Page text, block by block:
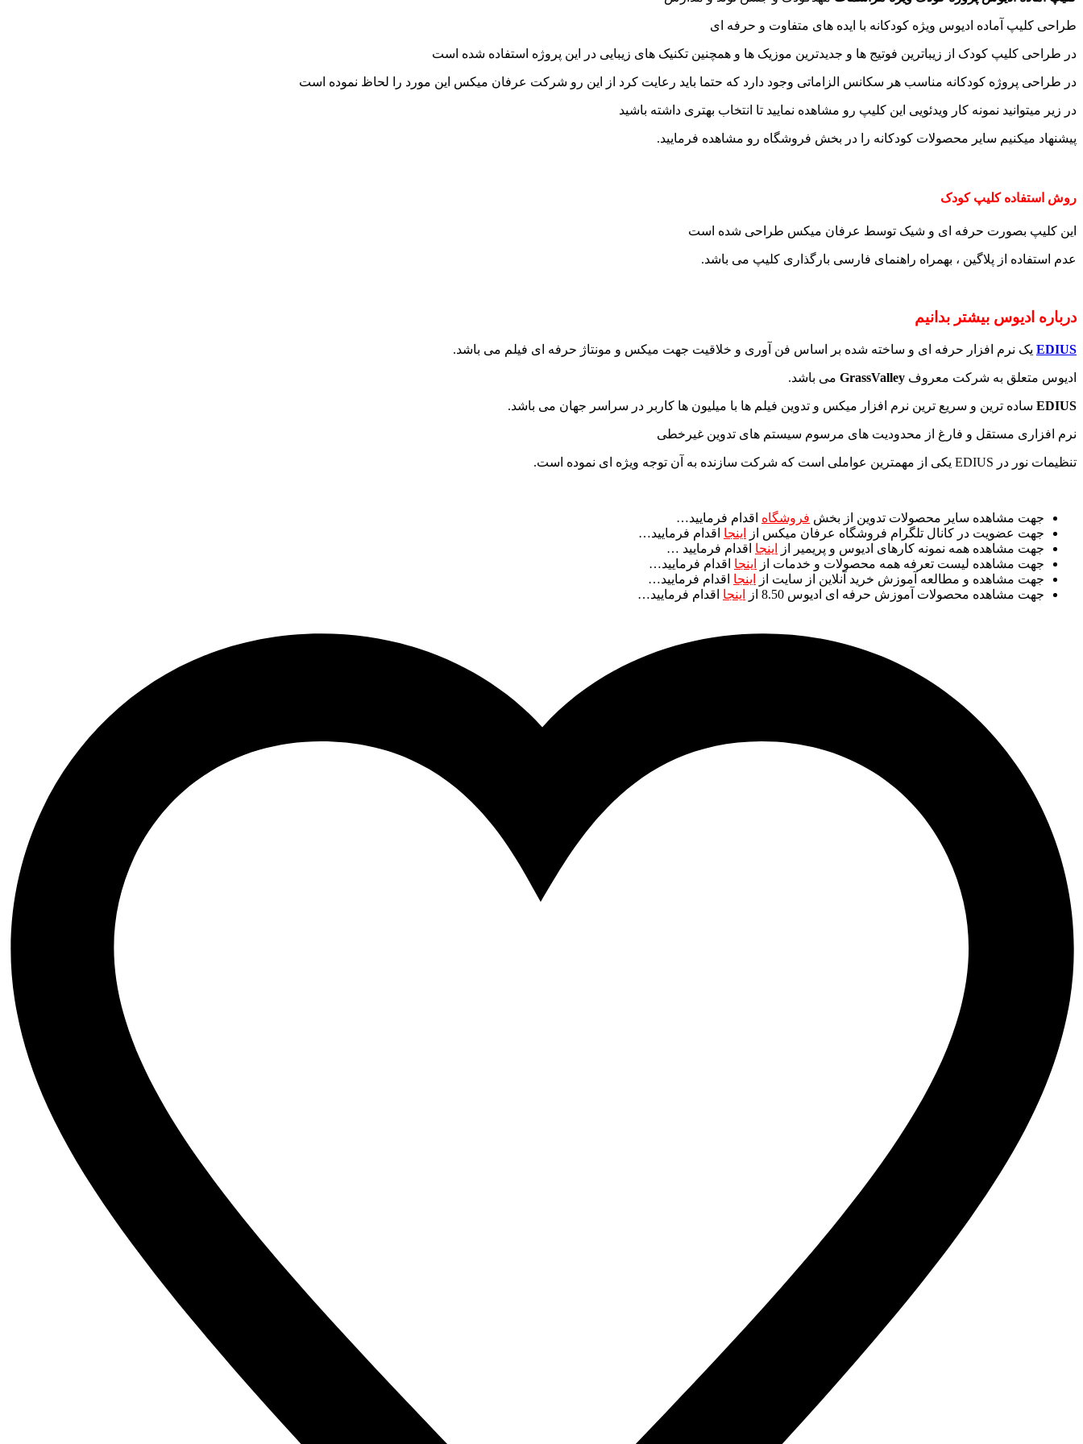
طراحی کلیپ آماده ادیوس ویژه کودکانه با ایده های متفاوت و حرفه ای
در طراحی کلیپ کودک از زیباترین فوتیج ها و جدیدترین موزیک ها و همچنین تکنیک های زیبایی در این پروژه استفاده شده است
در طراحی پروژه کودکانه مناسب هر سکانس الزاماتی وجود دارد که حتما باید رعایت کرد از این رو شرکت عرفان میکس این مورد را لحاظ نموده است
در زیر میتوانید نمونه کار ویدئویی این کلیپ رو مشاهده نمایید تا انتخاب بهتری داشته باشید
پیشنهاد میکنیم سایر محصولات کودکانه را در بخش فروشگاه رو مشاهده فرمایید.
روش استفاده کلیپ کودک
این کلیپ بصورت حرفه ای و شیک توسط عرفان میکس طراحی شده است
عدم استفاده از پلاگین ، بهمراه راهنمای فارسی بارگذاری کلیپ می باشد.
درباره ادیوس بیشتر بدانیم
EDIUS یک نرم افزار حرفه ای و ساخته شده بر اساس فن آوری و خلاقیت جهت میکس و مونتاژ حرفه ای فیلم می باشد.
ادیوس متعلق به شرکت معروف GrassValley می باشد.
EDIUS ساده ترین و سریع ترین نرم افزار میکس و تدوین فیلم ها با میلیون ها کاربر در سراسر جهان می باشد.
نرم افزاری مستقل و فارغ از محدودیت های مرسوم سیستم های تدوین غیرخطی
تنظیمات نور در EDIUS یکی از مهمترین عواملی است که شرکت سازنده به آن توجه ویژه ای نموده است.
جهت مشاهده سایر محصولات تدوین از بخش فروشگاه اقدام فرمایید…
جهت عضویت در کانال تلگرام فروشگاه عرفان میکس از
اینجا اقدام فرمایید…
جهت مشاهده همه نمونه کارهای ادیوس و پریمیر از
اینجا اقدام فرمایید …
جهت مشاهده لیست تعرفه همه محصولات و خدمات از
اینجا اقدام فرمایید…
جهت مشاهده و مطالعه آموزش خرید آنلاین از سایت از
اینجا اقدام فرمایید…
جهت مشاهده محصولات آموزش حرفه ای ادیوس 8.50 از
اینجا اقدام فرمایید…